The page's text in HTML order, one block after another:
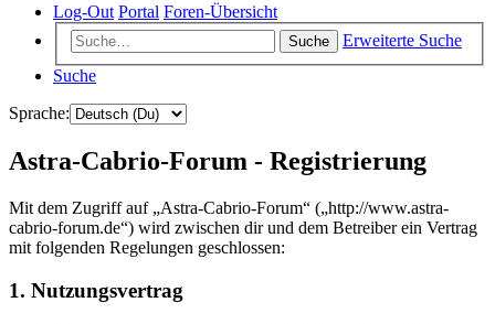
Log-Out Portal Foren-Übersicht
Suche
Erweiterte Suche
Suche
Sprache:
Astra-Cabrio-Forum - Registrierung
Mit dem Zugriff auf „Astra-Cabrio-Forum“ („http://www.astra-
cabrio-forum.de“) wird zwischen dir und dem Betreiber ein Vertrag
mit folgenden Regelungen geschlossen:
1. Nutzungsvertrag